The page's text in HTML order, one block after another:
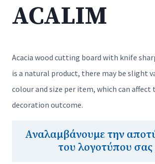
ACALIM
Acacia wood cutting board with knife
is a natural product, there may be slight
colour and size per item, which can affect
decoration outcome.
Αναλαμβάνουμε την
του λογοτύπου σας